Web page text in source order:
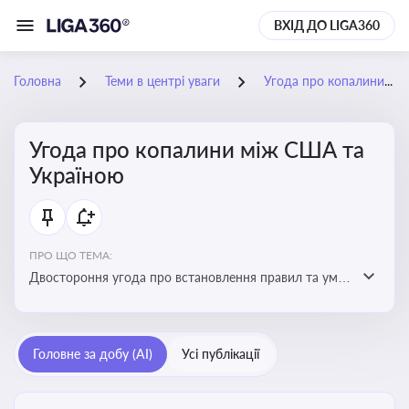
ВХІД ДО LIGA360
Головна Теми в центрі уваги Угода про копалини між США та Україною
Угода про копалини між США та
Україною
ПРО ЩО ТЕМА:
Двостороння угода про встановлення правил та умов
перспективи України
Головне за добу (AI) Усі публікації